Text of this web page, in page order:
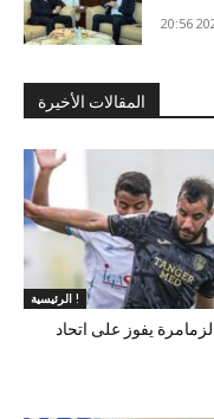
المقالات الأخيرة
الرئيسية !
يفوز على اتحاد